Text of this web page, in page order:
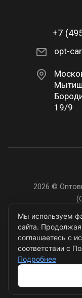
+7
opt-
19/9
2026 ©
Мы используем
сайта. Продолжая
соглашаетесь с
соответствии с
Подробнее